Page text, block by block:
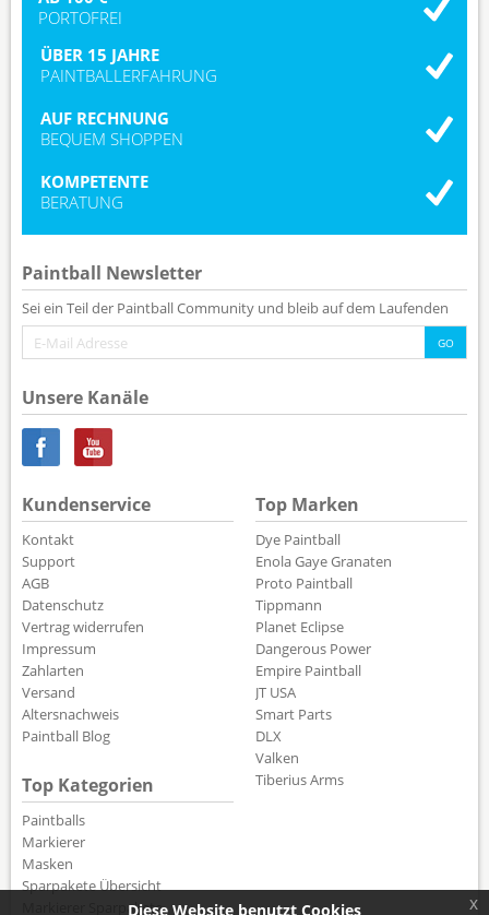
PORTOFREI
ÜBER 15 JAHRE
PAINTBALLERFAHRUNG
AUF RECHNUNG
BEQUEM SHOPPEN
KOMPETENTE
BERATUNG
Paintball Newsletter
Sei ein Teil der Paintball Community und bleib auf dem Laufenden
Unsere Kanäle
Kundenservice
Kontakt
Support
AGB
Datenschutz
Vertrag widerrufen
Impressum
Zahlarten
Versand
Altersnachweis
Paintball Blog
Top Kategorien
Paintballs
Markierer
Masken
Sparpakete Übersicht
Markierer Sparpakete
Top Marken
Dye Paintball
Enola Gaye Granaten
Proto Paintball
Tippmann
Planet Eclipse
Dangerous Power
Empire Paintball
JT USA
Smart Parts
DLX
Valken
Tiberius Arms
Diese Website benutzt Cookies x